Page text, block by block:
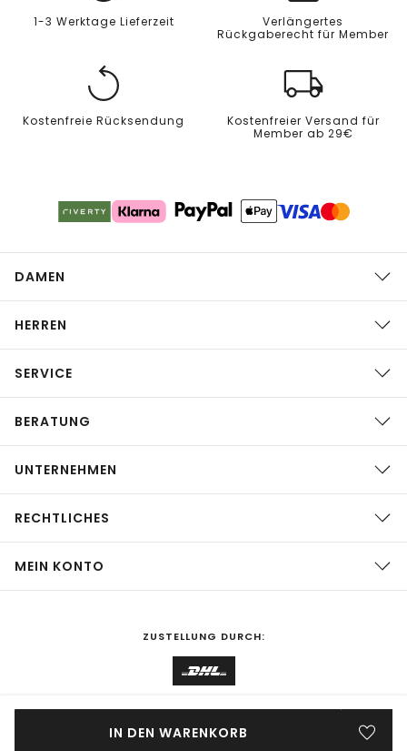
IN DEN WARENKORB
1-3 Werktage Lieferzeit
Verlängertes
Rückgaberecht für Member
Kostenfreie Rücksendung
Kostenfreier Versand für
Member ab 29€
DAMEN
HERREN
SERVICE
BERATUNG
UNTERNEHMEN
RECHTLICHES
MEIN KONTO
ZUSTELLUNG DURCH: